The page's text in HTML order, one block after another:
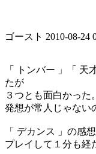
ゴースト 2010-08-24
「 トンバー 」「 天
たが
３つとも面白かった。
発想が常人じゃない
「 デカンス 」の感
プレイして１分も経